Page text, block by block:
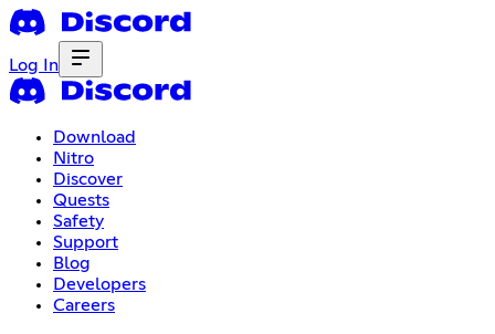
Log In
Download
Nitro
Discover
Quests
Safety
Support
Blog
Developers
Careers